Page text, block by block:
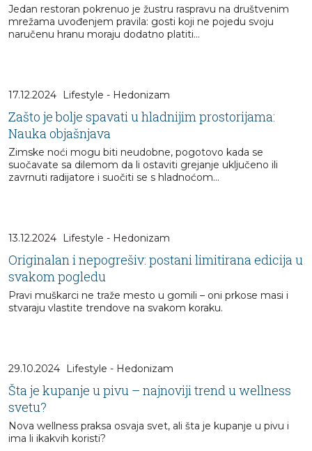
Jedan restoran pokrenuo je žustru raspravu na društvenim
mrežama uvođenjem pravila: gosti koji ne pojedu svoju
naručenu hranu moraju dodatno platiti...
17.12.2024 Lifestyle - Hedonizam
Zašto je bolje spavati u hladnijim prostorijama:
Nauka objašnjava
Zimske noći mogu biti neudobne, pogotovo kada se
suočavate sa dilemom da li ostaviti grejanje uključeno ili
zavrnuti radijatore i suočiti se s hladnoćom...
13.12.2024 Lifestyle - Hedonizam
Originalan i nepogrešiv: postani limitirana edicija u
svakom pogledu
Pravi muškarci ne traže mesto u gomili – oni prkose masi i
stvaraju vlastite trendove na svakom koraku.
29.10.2024 Lifestyle - Hedonizam
Šta je kupanje u pivu – najnoviji trend u wellness
svetu?
Nova wellness praksa osvaja svet, ali šta je kupanje u pivu i
ima li ikakvih koristi?